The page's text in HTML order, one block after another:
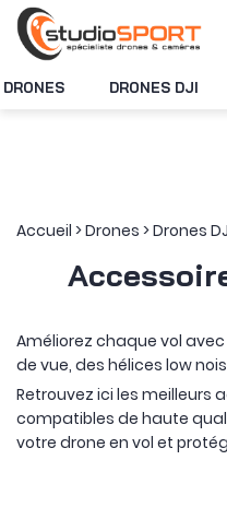
DRONES DRONES DJI
Accueil >Drones >Drones
Améliorez chaque vol
de vue, des hélices low
Retrouvez ici les meilleurs
compatibles de haute
votre drone en vol et